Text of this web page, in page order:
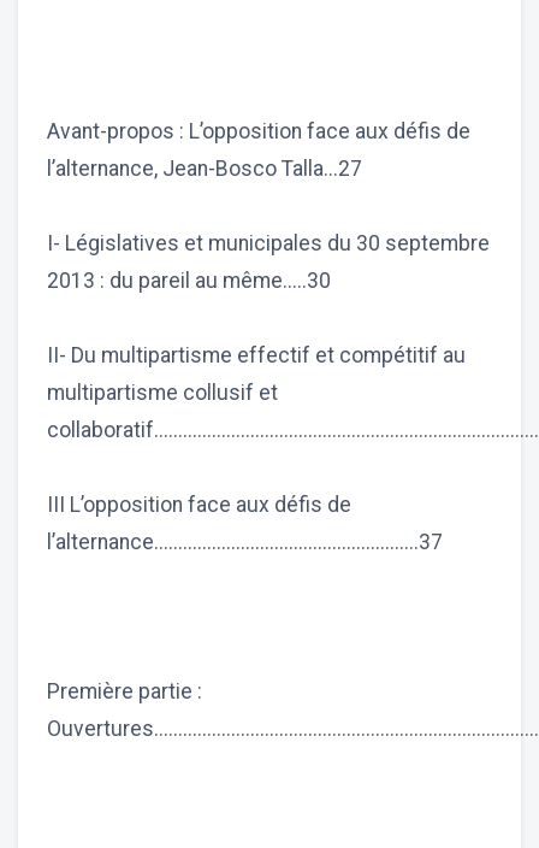
Avant-propos : L’opposition face aux défis de
l’alternance, Jean-Bosco Talla...27
I- Législatives et municipales du 30 septembre
2013 : du pareil au même.....30
II- Du multipartisme effectif et compétitif au
multipartisme collusif et
III L’opposition face aux défis de
l’alternance.......................................................37
Première partie :